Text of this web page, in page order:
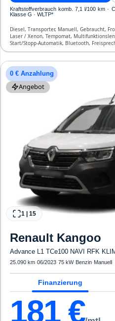
Kraftstoffverbrauch komb. 7,1 l/100 km ·
Klasse G · WLTP*
Diesel, Transporter, Manuell, Gebraucht,
Laser / Xenon, Tempomat,
Start/Stopp-Automatik, Bluetooth,
Erkennung, ESP, ABS, Klimaanlage, Front-
0 € Anzahlung
Angebot
1 | 15
Renault Kangoo
Advance L1 TCe100 NAVI RFK
25.090 km·06/2023·75 kW· Benzin· Manuell
Finanzierung
181€